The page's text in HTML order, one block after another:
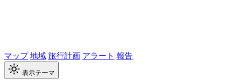
マップ地域旅行計画 アラート 報告
表示テーマ